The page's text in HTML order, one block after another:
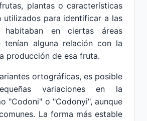
plantas o características
utilizados para identificar a las
habitaban en ciertas áreas
tenían alguna relación con la
producción de esa fruta.
ortográficas, es posible
variaciones en la
"Codoni" o "Codonyi", aunque
La forma más estable